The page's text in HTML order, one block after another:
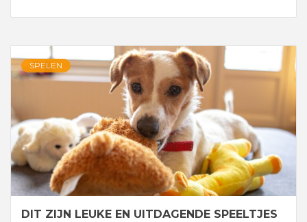
SPELEN
DIT ZIJN LEUKE EN UITDAGENDE SPEELTJES